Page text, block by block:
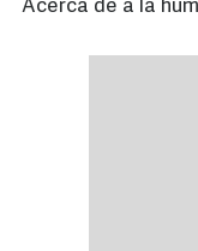
Acerca de a la